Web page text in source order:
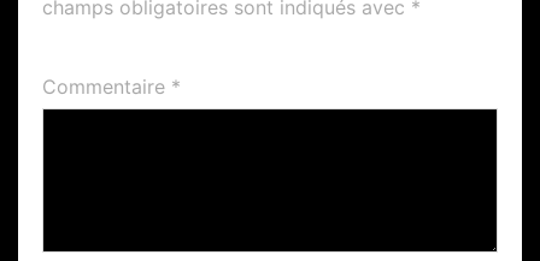
champs obligatoires sont indiqués avec *
Commentaire *